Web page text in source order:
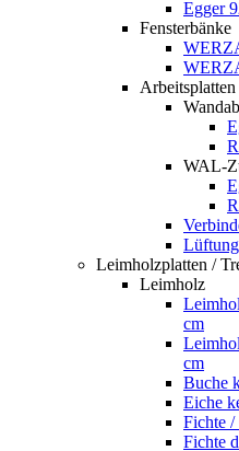
Egger
Fensterbänke
WAL-
Leimholzplatten /
Leimholz
cm
cm
Buche
Eiche
Fichte
Fichte